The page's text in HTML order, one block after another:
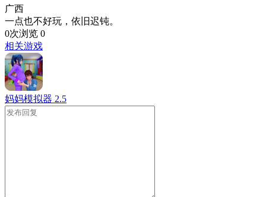
广西
一点也不好玩，依旧迟钝。
0次浏览 0
相关游戏
妈妈模拟器 2.5